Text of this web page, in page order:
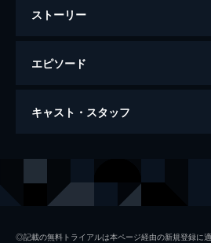
ストーリー
エピソード
BISHU 〜世界でいちばん優しい服〜
キャスト・スタッフ
神谷布美
◎記載の無料トライアルは本ページ経由の新規登録に